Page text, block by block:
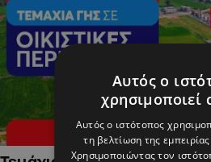
Αυτός ο
χρησιμοποιεί
Αυτός ο ιστότοπος
τη βελτίωση της
Χρησιμοποιώντας τον